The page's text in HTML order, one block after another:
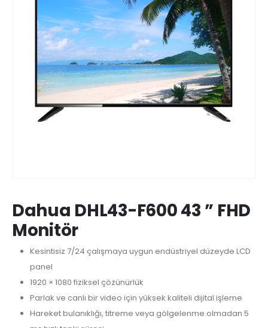
Dahua DHL43-F600 43 ” FHD
Monitör
Kesintisiz 7/24 çalışmaya uygun endüstriyel düzeyde LCD
panel
1920 × 1080 fiziksel çözünürlük
Parlak ve canlı bir video için yüksek kaliteli dijital işleme
Hareket bulanıklığı, titreme veya gölgelenme olmadan 5